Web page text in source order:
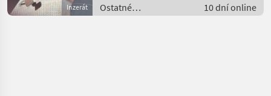
Inzerát
Ostatné
poľnohospodárske
10 dní online